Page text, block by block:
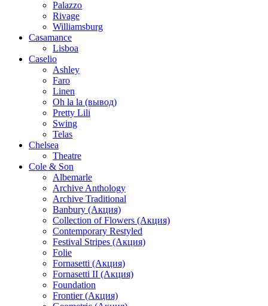
Palazzo
Rivage
Williamsburg
Casamance
Lisboa
Caselio
Ashley
Faro
Linen
Oh la la (вывод)
Pretty Lili
Swing
Telas
Chelsea
Theatre
Cole & Son
Albemarle
Archive Anthology
Archive Traditional
Banbury (Акция)
Collection of Flowers (Акция)
Contemporary Restyled
Festival Stripes (Акция)
Folie
Fornasetti (Акция)
Fornasetti II (Акция)
Foundation
Frontier (Акция)